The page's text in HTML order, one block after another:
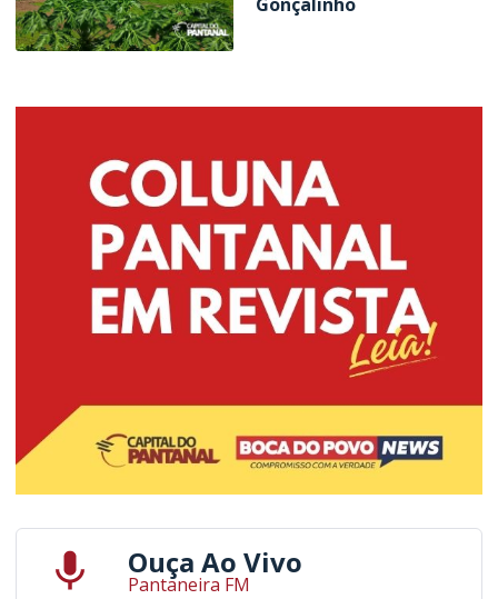
Ouça Ao Vivo
Pantaneira FM